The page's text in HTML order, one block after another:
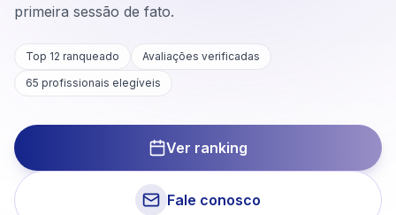
primeira sessão de fato.
Top 12 ranqueado
Avaliações verificadas
65 profissionais elegíveis
Ver ranking
Fale conosco